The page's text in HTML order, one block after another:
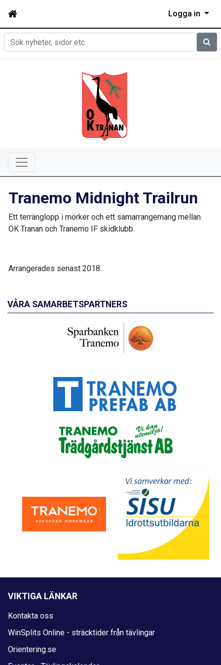
Logga in
Sök
Tranemo Midnight Trailrun
Ett terränglopp i mörker och ett samarrangemang mellan
OK Tranan och Tranemo IF skidklubb.
Arrangerades senast 2018.
VÅRA SAMARBETSPARTNERS
VIKTIGA LÄNKAR
Kontakta oss
WinSplits Online - sträcktider från tävlingar
Orientering.se